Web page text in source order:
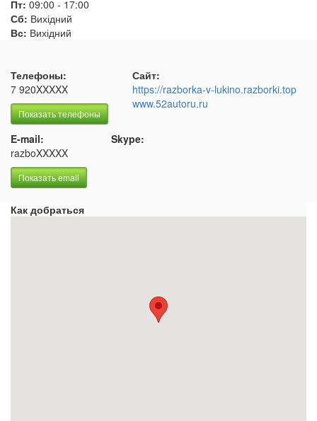
Пт: 09:00 - 17:00
Сб: Вихідний
Вс: Вихідний
Телефоны:
7 920XXXXX
Показать телефоны
Сайт:
https://razborka-v-lukino.razborki.top
www.52autoru.ru
E-mail:
razboXXXXX
Показать email
Skype:
Как добраться